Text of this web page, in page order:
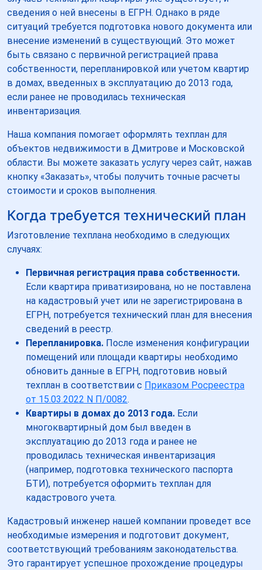
сведения о ней внесены в ЕГРН. Однако в ряде
ситуаций требуется подготовка нового документа или
внесение изменений в существующий. Это может
быть связано с первичной регистрацией права
собственности, перепланировкой или учетом квартир
в домах, введенных в эксплуатацию до 2013 года,
если ранее не проводилась техническая
инвентаризация.
Наша компания помогает оформлять техплан для
объектов недвижимости в Дмитрове и Московской
области. Вы можете заказать услугу через сайт, нажав
кнопку «Заказать», чтобы получить точные расчеты
стоимости и сроков выполнения.
Когда требуется технический план
Изготовление техплана необходимо в следующих
случаях:
Первичная регистрация права собственности.
Если квартира приватизирована, но не поставлена
на кадастровый учет или не зарегистрирована в
ЕГРН, потребуется технический план для внесения
сведений в реестр.
Перепланировка. После изменения конфигурации
помещений или площади квартиры необходимо
обновить данные в ЕГРН, подготовив новый
техплан в соответствии с Приказом Росреестра
от 15.03.2022 N П/0082.
Квартиры в домах до 2013 года. Если
многоквартирный дом был введен в
эксплуатацию до 2013 года и ранее не
проводилась техническая инвентаризация
(например, подготовка технического паспорта
БТИ), потребуется оформить техплан для
кадастрового учета.
Кадастровый инженер нашей компании проведет все
необходимые измерения и подготовит документ,
соответствующий требованиям законодательства.
Это гарантирует успешное прохождение процедуры